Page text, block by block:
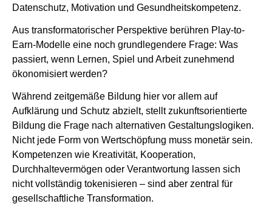
Datenschutz, Motivation und Gesundheitskompetenz.
Aus transformatorischer Perspektive berühren Play-to-
Earn-Modelle eine noch grundlegendere Frage: Was
passiert, wenn Lernen, Spiel und Arbeit zunehmend
ökonomisiert werden?
Während zeitgemäße Bildung hier vor allem auf
Aufklärung und Schutz abzielt, stellt zukunftsorientierte
Bildung die Frage nach alternativen Gestaltungslogiken.
Nicht jede Form von Wertschöpfung muss monetär sein.
Kompetenzen wie Kreativität, Kooperation,
Durchhaltevermögen oder Verantwortung lassen sich
nicht vollständig tokenisieren – sind aber zentral für
gesellschaftliche Transformation.